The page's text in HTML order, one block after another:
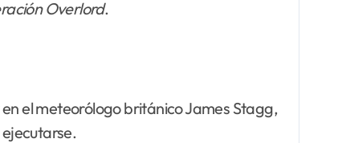
Overlord.
el meteorólogo británico James Stagg,